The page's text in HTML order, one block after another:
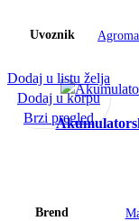
Uvoznik
Brend
Dodaj u listu želja
Dodaj u korpu
Brzi pregled